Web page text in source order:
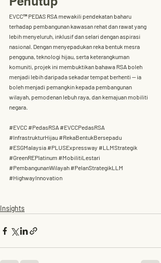
EVCC™ PEDAS RSA mewakili pendekatan baharu
terhadap pembangunan kawasan rehat dan rawat yang
lebih menyeluruh, inklusif dan selari dengan aspirasi
nasional. Dengan menyepadukan reka bentuk mesra
pengguna, teknologi hijau, serta keterangkuman
komuniti, projek ini membuktikan bahawa RSA boleh
menjadi lebih daripada sekadar tempat berhenti — ia
boleh menjadi pemangkin kepada pembangunan
wilayah, pemodenan lebuh raya, dan kemajuan mobiliti
negara.
#EVCC #PedasRSA #EVCCPedasRSA
#InfrastrukturHijau #RekaBentukBersepadu
#ESGMalaysia #PLUSExpressway #LLMStrategik
#GreenREPlatinum #MobilitiLestari
#PembangunanWilayah #PelanStrategikLLM
#HighwayInnovation
Insights